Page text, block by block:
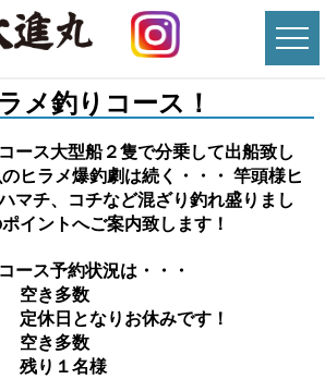
メ釣りコース！
ース大型船２隻で分乗して出船致し
ヒラメ爆釣劇は続く・・・ 竿頭様ヒ
マチ、コチなど混ざり釣れ盛りまし
イントへご案内致します！
ース予約状況は・・・
空き多数
休日となりお休みです！
空き多数
残り１名様